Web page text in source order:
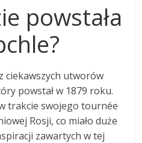
powstała
ciekawszych utworów
powstał w 1879 roku.
trakcie swojego tournée
Rosji, co miało duże
zawartych w tej